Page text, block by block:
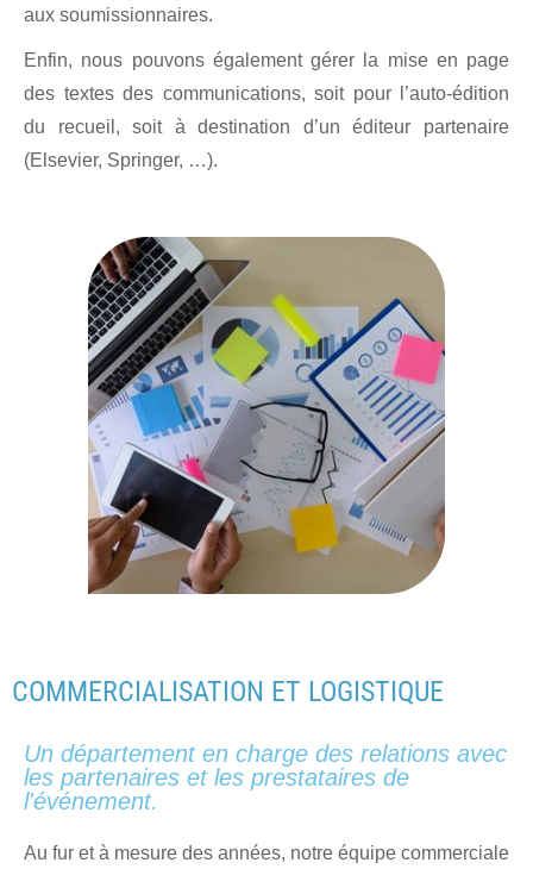
aux soumissionnaires.
Enfin, nous pouvons également gérer la mise en page
des textes des communications, soit pour l’auto-édition
du recueil, soit à destination d’un éditeur partenaire
(Elsevier, Springer, …).
COMMERCIALISATION ET LOGISTIQUE
Un département en charge des relations avec
les partenaires et les prestataires de
l'événement.
Au fur et à mesure des années, notre équipe commerciale